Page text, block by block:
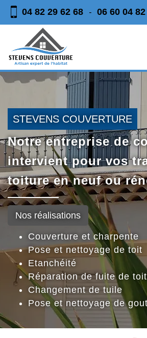
04 82 29 62 68 - 06 60 04
STEVENS COUVERTURE
Notre entreprise de
intervient pour vos
toiture en neuf ou
Nos réalisations
Couverture et charpente
Pose et nettoyage de toit
Etanchéité
Réparation de fuite de
Changement de tuile
Pose et nettoyage de